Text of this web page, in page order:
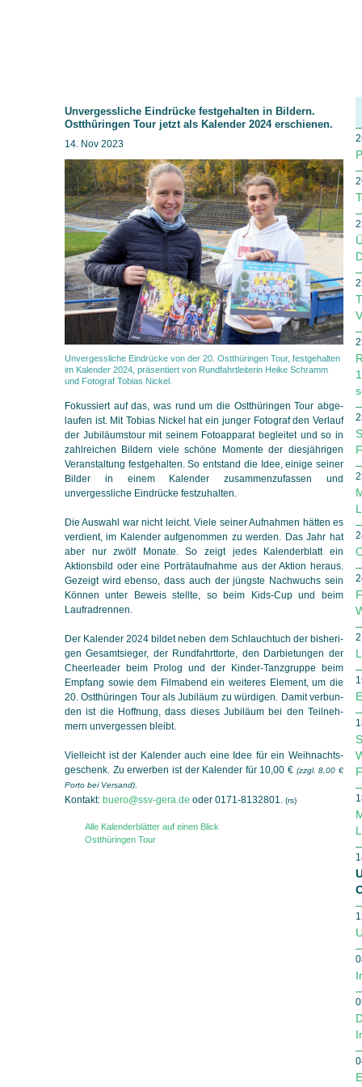
Unvergessliche Eindrücke festgehalten in Bildern.
Ostthüringen Tour jetzt als Kalender 2024 erschienen.
14. Nov 2023
Unvergessliche Eindrücke von der 20. Ostthüringen Tour, festgehalten
im Kalender 2024, präsentiert von Rundfahrtleiterin Heike Schramm
und Fotograf Tobias Nickel.
Fokussiert auf das, was rund um die Ostthüringen Tour ab­ge­
lau­fen ist. Mit Tobias Nickel hat ein junger Fotograf den Verlauf
der Jubiläumstour mit seinem Fotoapparat begleitet und so in
zahl­rei­chen Bildern viele schöne Momente der diesjährigen
Ver­an­staltung fest­ge­hal­ten. So entstand die Idee, einige seiner
Bilder in einem Kalender zusammenzufassen und
unvergessliche Ein­drücke festzuhalten.
Die Auswahl war nicht leicht. Viele seiner Aufnahmen hätten es
verdient, im Kalender aufgenommen zu werden. Das Jahr hat
aber nur zwölf Monate. So zeigt jedes Kalenderblatt ein
Aktions­bild oder eine Porträtaufnahme aus der Aktion heraus.
Gezeigt wird ebenso, dass auch der jüngste Nachwuchs sein
Können unter Beweis stellte, so beim Kids-Cup und beim
Laufradrennen.
Der Kalender 2024 bildet neben dem Schlauchtuch der bis­he­ri­
gen Gesamtsieger, der Rundfahrttorte, den Darbietungen der
Cheer­leader beim Prolog und der Kinder-Tanzgruppe beim
Empfang sowie dem Filmabend ein weiteres Element, um die
20. Ost­thüringen Tour als Jubiläum zu würdigen. Damit ver­bun­
den ist die Hoffnung, dass dieses Jubiläum bei den Teil­neh­
mern unvergessen bleibt.
Vielleicht ist der Kalender auch eine Idee für ein Weihnachts­
geschenk. Zu erwerben ist der Kalender für 10,00 € (zzgl. 8,00 €
Porto bei Versand)
Kontakt: buero@ssv-gera.de oder 0171-8132801. (rs)
Alle Kalenderblätter auf einen Blick
Ostthüringen Tour